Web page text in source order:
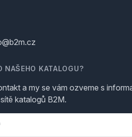
NAŠEHO KATALOGU?
a my se vám ozveme s
katalogů B2M.